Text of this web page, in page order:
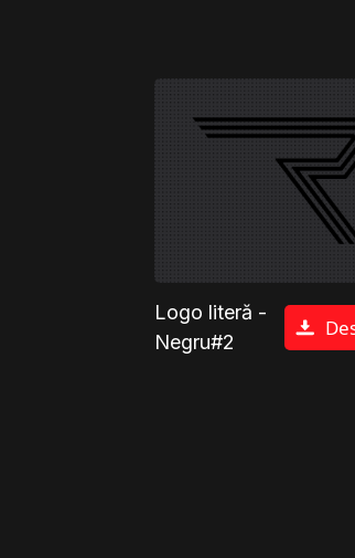
Logo literă -
Negru#2